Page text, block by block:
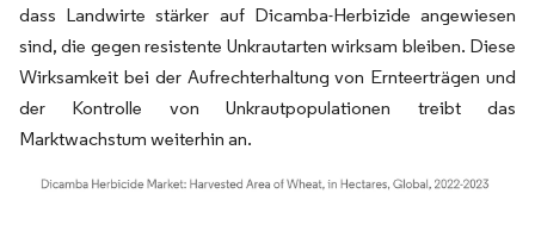
dass Landwirte stärker auf Dicamba-Herbizide angewiesen
sind, die gegen resistente Unkrautarten wirksam bleiben. Diese
Wirksamkeit bei der Aufrechterhaltung von Ernteerträgen und
der Kontrolle von Unkrautpopulationen treibt das
Marktwachstum weiterhin an.